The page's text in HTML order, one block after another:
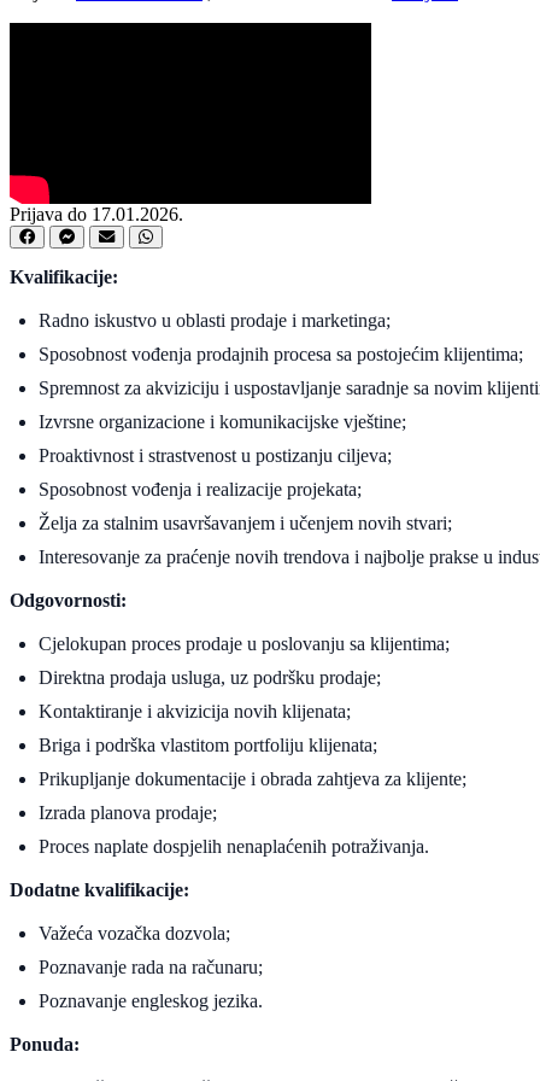
Prijava do 17.01.2026.
Kvalifikacije:
Radno iskustvo u oblasti prodaje i marketinga;
Sposobnost vođenja prodajnih procesa sa postojećim klijentima;
Spremnost za akviziciju i uspostavljanje saradnje sa novim
Izvrsne organizacione i komunikacijske vještine;
Proaktivnost i strastvenost u postizanju ciljeva;
Sposobnost vođenja i realizacije projekata;
Želja za stalnim usavršavanjem i učenjem novih stvari;
Interesovanje za praćenje novih trendova i najbolje prakse u
Odgovornosti:
Cjelokupan proces prodaje u poslovanju sa klijentima;
Direktna prodaja usluga, uz podršku prodaje;
Kontaktiranje i akvizicija novih klijenata;
Briga i podrška vlastitom portfoliju klijenata;
Prikupljanje dokumentacije i obrada zahtjeva za klijente;
Izrada planova prodaje;
Proces naplate dospjelih nenaplaćenih potraživanja.
Dodatne kvalifikacije:
Važeća vozačka dozvola;
Poznavanje rada na računaru;
Poznavanje engleskog jezika.
Ponuda: